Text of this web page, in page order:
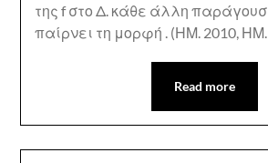
της f στο Δ. κάθε άλλη
παίρνει τη μορφή . (ΗΜ. 2010,
Read more